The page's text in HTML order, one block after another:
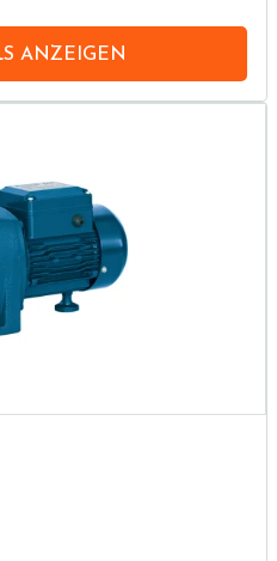
ANZEIGEN